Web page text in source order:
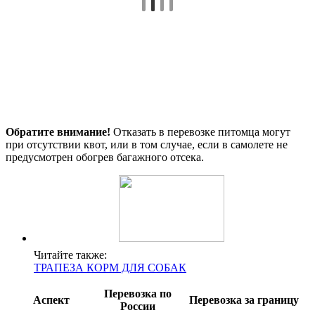
Обратите внимание! Отказать в перевозке питомца могут
при отсутствии квот, или в том случае, если в самолете не
предусмотрен обогрев багажного отсека.
Читайте также:
ТРАПЕЗА КОРМ ДЛЯ СОБАК
Аспект
Перевозка по
России
Перевозка за границу